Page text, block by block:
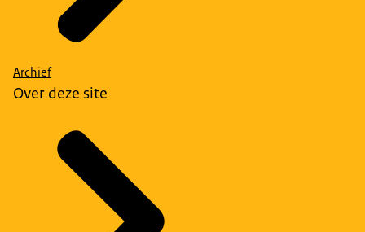
Archief
Over deze site